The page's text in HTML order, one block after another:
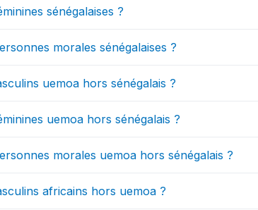
sénégalaises ?
morales sénégalaises ?
uemoa hors sénégalais ?
uemoa hors sénégalais ?
morales uemoa hors sénégalais ?
africains hors uemoa ?